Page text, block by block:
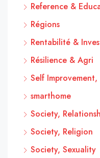
Reference &
Régions
Rentabilité &
Résilience & Agri
Self
smarthome
Society,
Society, Religion
Society, Sexuality